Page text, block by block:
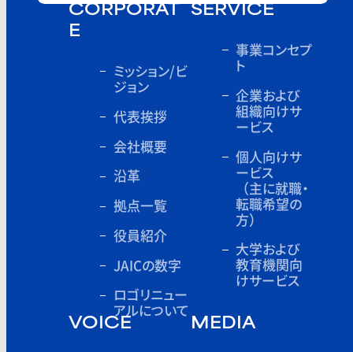
CORPORAT
E
ミッション/ビ
ジョン
代表挨拶
会社概要
沿革
拠点一覧
役員紹介
JAICの数字
ロゴリニュー
アルについて
SERVICE
事業コンセプ
ト
企業および
組織向けサ
ービス
個人向けサ
ービス
（主に就職・
転職希望の
方）
大学および
教育機関向
けサービス
VOICE MEDIA